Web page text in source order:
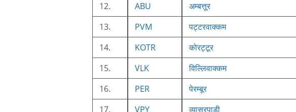
12.
ABU अम्बत्तूर
13.
PVM पट्टरवाक्कम
14.
KOTR कोरट्टूर
15.
VLK विल्लिवाक्कम
16.
PER पेरम्बूर
17.
VPY व्यासरपाडी